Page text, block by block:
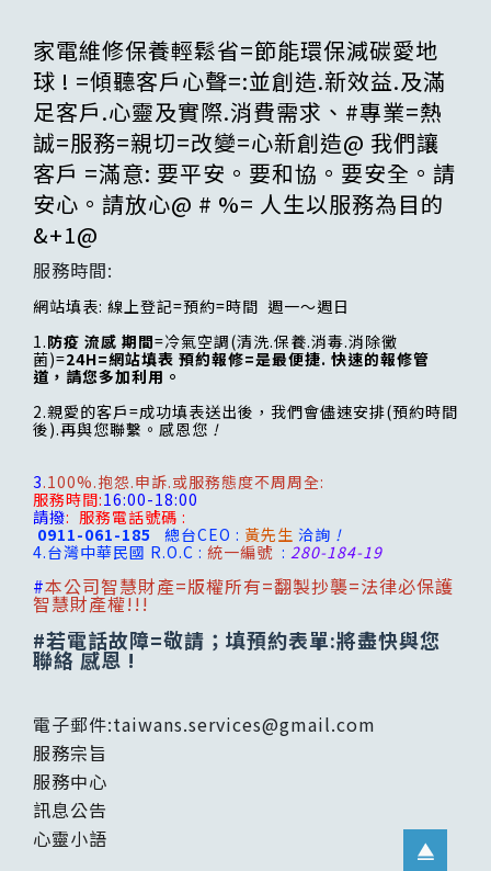
家電維修保養輕鬆省=節能環保減碳愛地
球 ! =傾聽客戶心聲=:並創造.新效益.及滿
足客戶.心靈及實際.消費需求、#專業=熱
誠=服務=親切=改變=心新創造@ 我們讓
客戶 =滿意: 要平安。要和協。要安全。請
安心。請放心@ # %= 人生以服務為目的
&+1@
服務時間:
網站填表: 線上登記=預約=時間 週一～週日
1.防疫 流感 期間=冷氣空調(清洗.保養.消毒.消除黴
菌)=24H=網站填表 預約報修=是最便捷. 快速的報修管
道，請您多加利用。
2.親愛的客戶=成功填表送出後，我們會儘速安排(預約時間
後).再與您聯繫。感恩您 !
3.100%.抱怨.申訴.或服務態度不周周全:
服務時間:16:00-18:00
請撥: 服務電話號碼 :
0911-061-185 總台CEO : 黃先生 洽詢 !
4.台灣中華民國 R.O.C : 統一編號 : 280-184-19
#本公司智慧財產=版權所有=翻製抄襲=法律必保護
智慧財產權!!!
#若電話故障=敬請；填預約表單:將盡快與您
聯絡 感恩 !
電子郵件:taiwans.services@gmail.com
服務宗旨
服務中心
訊息公告
心靈小語